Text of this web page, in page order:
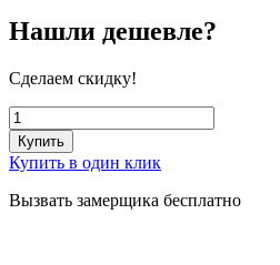
Нашли дешевле?
Сделаем скидку!
Купить
Купить в один клик
Вызвать замерщика бесплатно